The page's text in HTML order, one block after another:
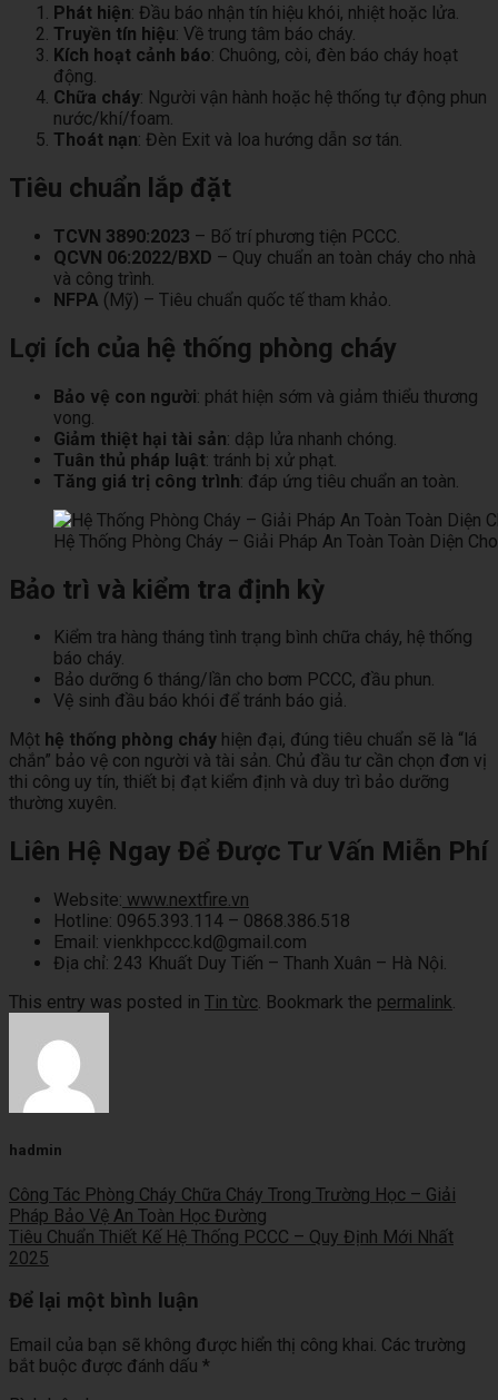
Phát hiện: Đầu báo nhận tín hiệu khói, nhiệt hoặc lửa.
Truyền tín hiệu: Về trung tâm báo cháy.
Kích hoạt cảnh báo: Chuông, còi, đèn báo cháy hoạt
động.
Chữa cháy: Người vận hành hoặc hệ thống tự động phun
nước/khí/foam.
Thoát nạn: Đèn Exit và loa hướng dẫn sơ tán.
Tiêu chuẩn lắp đặt
TCVN 3890:2023 – Bố trí phương tiện PCCC.
QCVN 06:2022/BXD – Quy chuẩn an toàn cháy cho nhà
và công trình.
NFPA (Mỹ) – Tiêu chuẩn quốc tế tham khảo.
Lợi ích của hệ thống phòng cháy
Bảo vệ con người: phát hiện sớm và giảm thiểu thương
vong.
Giảm thiệt hại tài sản: dập lửa nhanh chóng.
Tuân thủ pháp luật: tránh bị xử phạt.
Tăng giá trị công trình: đáp ứng tiêu chuẩn an toàn.
Hệ Thống Phòng Cháy – Giải Pháp An Toàn Toàn Diện
Bảo trì và kiểm tra định kỳ
Kiểm tra hàng tháng tình trạng bình chữa cháy, hệ thống
báo cháy.
Bảo dưỡng 6 tháng/lần cho bơm PCCC, đầu phun.
Vệ sinh đầu báo khói để tránh báo giả.
Một hệ thống phòng cháy hiện đại, đúng tiêu chuẩn sẽ là “lá
chắn” bảo vệ con người và tài sản. Chủ đầu tư cần chọn đơn vị
thi công uy tín, thiết bị đạt kiểm định và duy trì bảo dưỡng
thường xuyên.
Liên Hệ Ngay Để Được Tư Vấn Miễn Phí
Website: www.nextfire.vn
Hotline: 0965.393.114 – 0868.386.518
Email: vienkhpccc.kd@gmail.com
Địa chỉ: 243 Khuất Duy Tiến – Thanh Xuân – Hà Nội.
This entry was posted in Tin từc. Bookmark the permalink.
hadmin
Công Tác Phòng Cháy Chữa Cháy Trong Trường Học – Giải
Pháp Bảo Vệ An Toàn Học Đường
Tiêu Chuẩn Thiết Kế Hệ Thống PCCC – Quy Định Mới Nhất
2025
Để lại một bình luận
Email của bạn sẽ không được hiển thị công khai. Các trường
bắt buộc được đánh dấu *